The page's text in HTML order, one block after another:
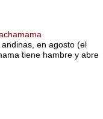
en agosto (el
tiene hambre y abre